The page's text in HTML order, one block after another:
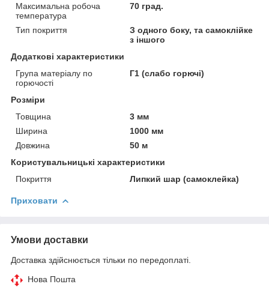
Максимальна робоча
температура
70 град.
Тип покриття
З одного боку, та самоклійке
з іншого
Додаткові характеристики
Група матеріалу по
горючості
Г1 (слабо горючі)
Розміри
Товщина
3 мм
Ширина
1000 мм
Довжина
50 м
Користувальницькі характеристики
Покриття
Липкий шар (самоклейка)
Приховати
Умови доставки
Доставка здійснюється тільки по передоплаті.
Нова Пошта